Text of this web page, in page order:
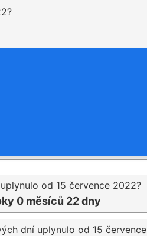
od 15 července 2022?
0 měsíců 22 dny
dní uplynulo od 15 července